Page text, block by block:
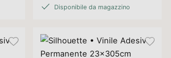
Disponibile da magazzino